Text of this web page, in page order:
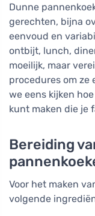
Dunne
gerechten, bijna
eenvoud en
ontbijt, lunch,
moeilijk, maar
procedures om ze
we eens kijken
kunt maken die je
Bereiding
Voor het maken
volgende